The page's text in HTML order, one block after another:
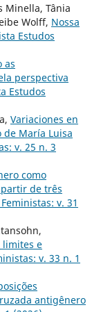
Minella, Tânia
Wolff, Nossa
Estudos
as
perspectiva
Estudos
Variaciones en
María Luisa
v. 25 n. 3
como
de três
v. 31
limites e
v. 33 n. 1
antigênero